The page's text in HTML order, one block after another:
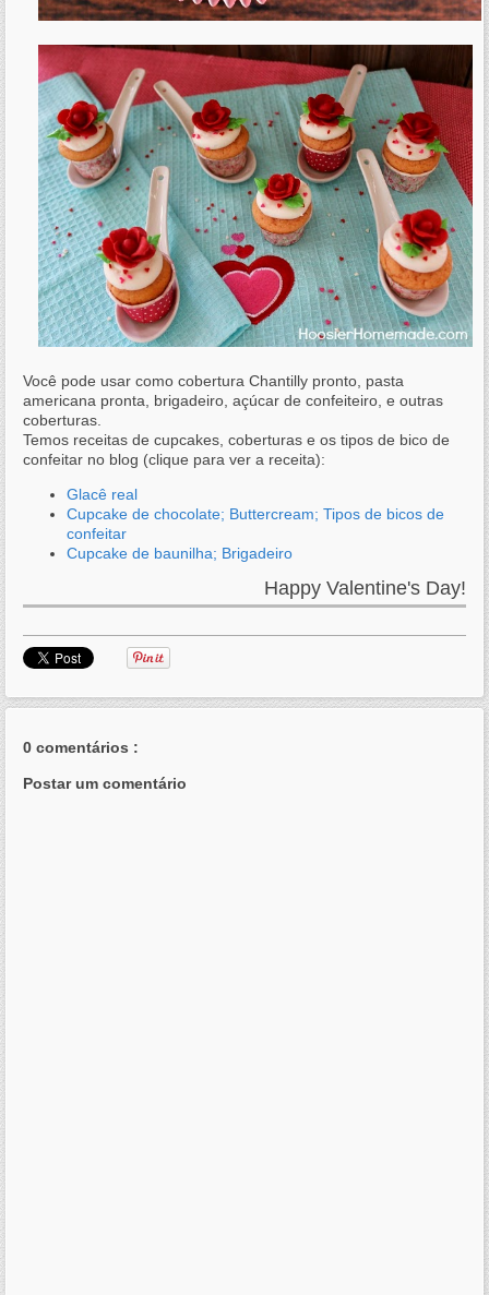
Você pode usar como cobertura Chantilly pronto, pasta
americana pronta, brigadeiro, açúcar de confeiteiro, e outras
coberturas.
Temos receitas de cupcakes, coberturas e os tipos de bico de
confeitar no blog (clique para ver a receita):
Glacê real
Cupcake de chocolate; Buttercream; Tipos de bicos de
confeitar
Cupcake de baunilha; Brigadeiro
Happy Valentine's Day!
0 comentários :
Postar um comentário